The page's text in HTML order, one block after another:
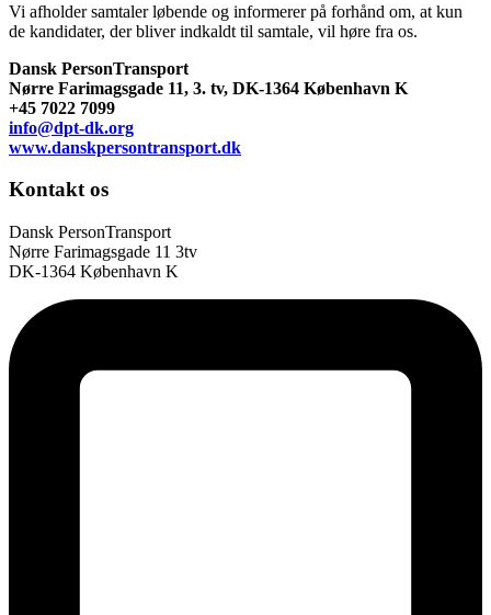
Vi afholder samtaler løbende og informerer på forhånd om, at kun
de kandidater, der bliver indkaldt til samtale, vil høre fra os.
Dansk PersonTransport
Nørre Farimagsgade 11, 3. tv, DK-1364 København K
+45 7022 7099
info@dpt-dk.org
www.danskpersontransport.dk
Kontakt os
Dansk PersonTransport
Nørre Farimagsgade 11 3tv
DK-1364 København K